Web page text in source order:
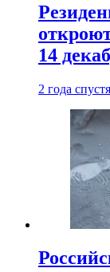
14
2 года спустя